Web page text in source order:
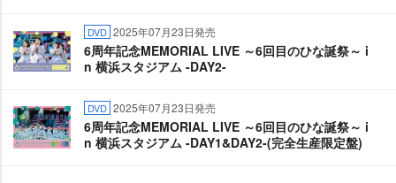
DVD 2025年07月23日発売
6周年記念MEMORIAL LIVE ～6回目のひな誕祭～ i
n 横浜スタジアム -DAY2-
DVD 2025年07月23日発売
6周年記念MEMORIAL LIVE ～6回目のひな誕祭～ i
n 横浜スタジアム -DAY1&DAY2-(完全生産限定盤)